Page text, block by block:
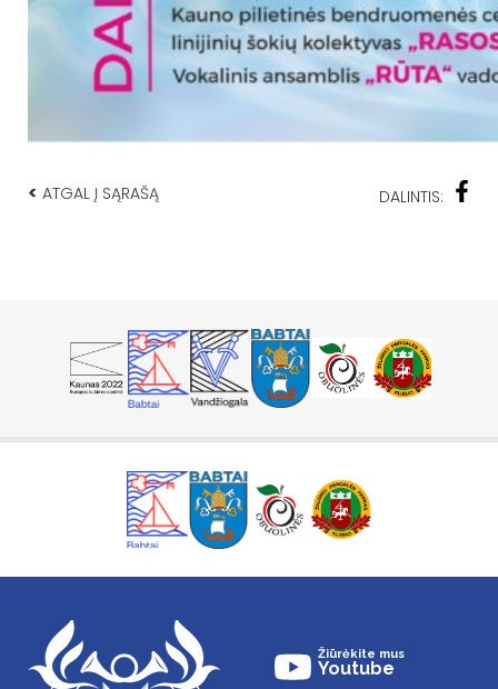
< ATGAL Į SĄRAŠĄ DALINTIS:
Žiūrėkite mus
Youtube